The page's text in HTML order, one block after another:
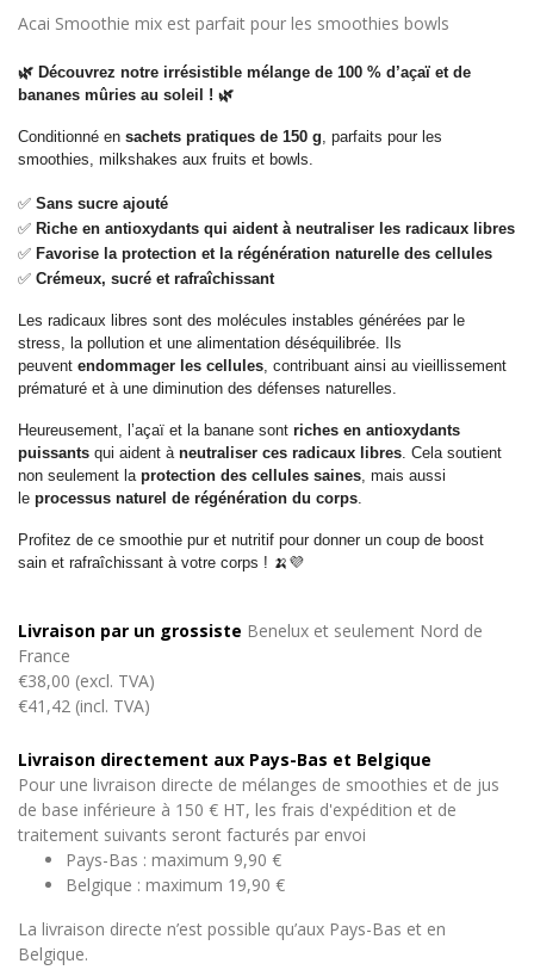
Acai Smoothie mix est parfait pour les smoothies bowls
🌿 Découvrez notre irrésistible mélange de 100 % d’açaï et de
bananes mûries au soleil ! 🌿
Conditionné en sachets pratiques de 150 g , parfaits pour les
smoothies, milkshakes aux fruits et bowls.
✅ Sans sucre ajouté
✅ Riche en antioxydants qui aident à neutraliser les radicaux libres
✅ Favorise la protection et la régénération naturelle des cellules
✅ Crémeux, sucré et rafraîchissant
Les radicaux libres sont des molécules instables générées par le
stress, la pollution et une alimentation déséquilibrée. Ils
peuvent endommager les cellules , contribuant ainsi au vieillissement
prématuré et à une diminution des défenses naturelles.
Heureusement, l’açaï et la banane sont riches en antioxydants
puissants qui aident à neutraliser ces radicaux libres . Cela soutient
non seulement la protection des cellules saines , mais aussi
le processus naturel de régénération du corps
Profitez de ce smoothie pur et nutritif pour donner un coup de boost
sain et rafraîchissant à votre corps ! 🍌 💜
Livraison par un grossiste Benelux et seulement Nord de
France
€38,00 (excl. TVA)
€41,42 (incl. TVA)
Livraison directement aux Pays-Bas et Belgique
Pour une livraison directe de mélanges de smoothies et de jus
de base inférieure à 150 € HT, les frais d'expédition et de
traitement suivants seront facturés par envoi
Pays-Bas : maximum 9,90 €
Belgique : maximum 19,90 €
La livraison directe n’est possible qu’aux Pays-Bas et en
Belgique.